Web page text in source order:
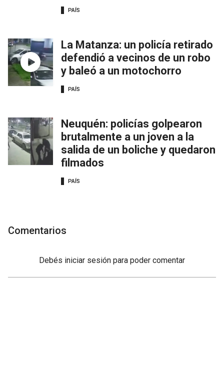
PAÍS
La Matanza: un policía retirado
defendió a vecinos de un robo
y baleó a un motochorro
PAÍS
Neuquén: policías golpearon
brutalmente a un joven a la
salida de un boliche y quedaron
filmados
PAÍS
Comentarios
Debés iniciar sesión para poder comentar